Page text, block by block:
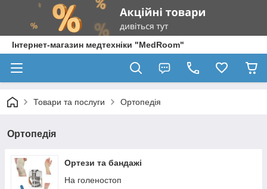
Інтернет-магазин медтехніки "MedRoom"
Товари та послуги Ортопедія
Ортопедія
Ортези та бандажі
На голеностоп